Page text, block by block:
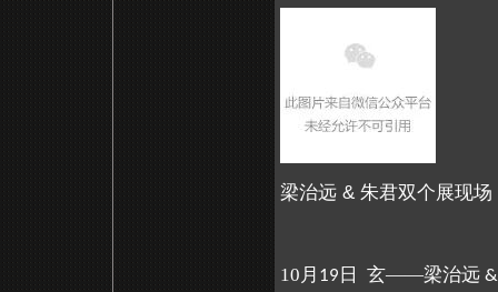
梁治远 & 朱君双个展现场
10月 19 日 玄——梁治远